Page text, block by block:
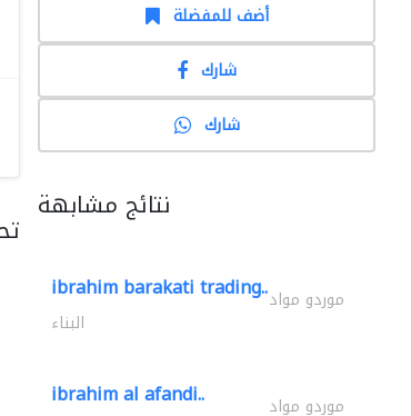
أضف للمفضلة
شارك
شارك
نتائج مشابهة
ibrahim barakati trading..موردو مواد
البناء
ibrahim al afandi.. موردو مواد